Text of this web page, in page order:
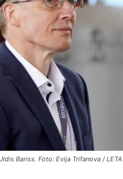
Bariss. Foto: Evija Trifanova / LETA